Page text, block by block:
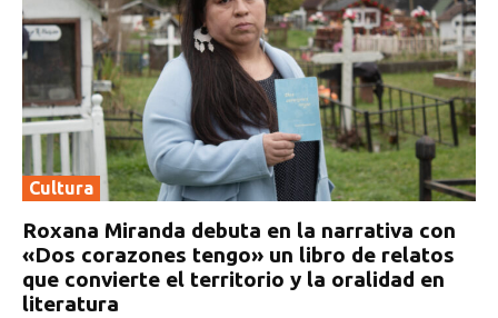
Cultura
Roxana Miranda debuta en la narrativa con
«Dos corazones tengo» un libro de relatos
que convierte el territorio y la oralidad en
literatura